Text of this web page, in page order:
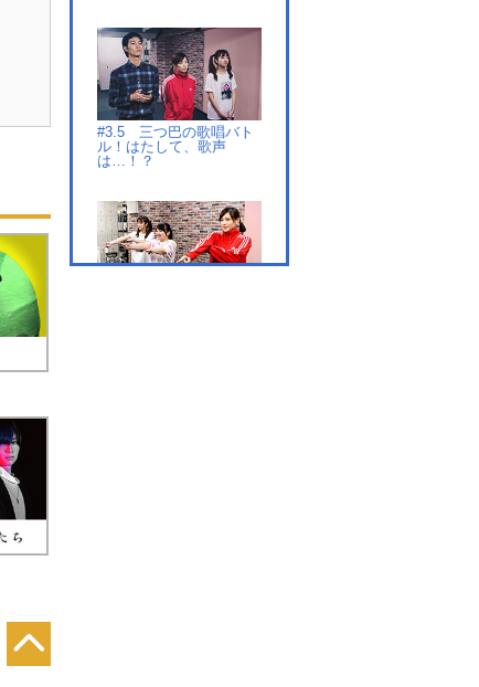
#3.5 三つ巴の歌唱バト
ル！はたして、歌声
は…！？